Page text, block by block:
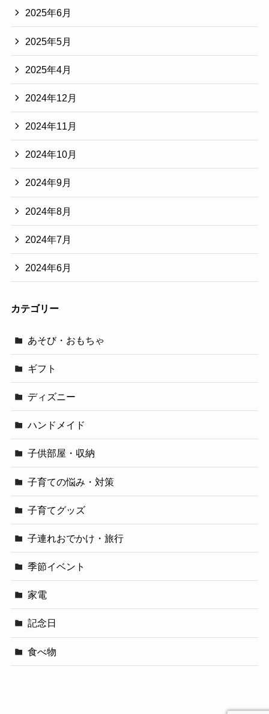
2025年6月
2025年5月
2025年4月
2024年12月
2024年11月
2024年10月
2024年9月
2024年8月
2024年7月
2024年6月
カテゴリー
あそび・おもちゃ
ギフト
ディズニー
ハンドメイド
子供部屋・収納
子育ての悩み・対策
子育てグッズ
子連れおでかけ・旅行
季節イベント
家電
記念日
食べ物